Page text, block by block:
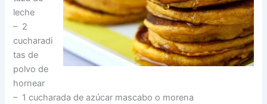
leche
– 2
cucharadi
tas de
polvo de
hornear
– 1 cucharada de azúcar mascabo o morena